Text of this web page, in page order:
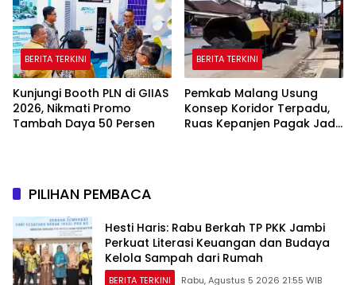
BERITA TERKINI
Kunjungi Booth PLN di GIIAS
2026, Nikmati Promo
Tambah Daya 50 Persen
BERITA TERKINI
Pemkab Malang Usung
Konsep Koridor Terpadu,
Ruas Kepanjen Pagak Jadi
PILIHAN PEMBACA
Hesti Haris: Rabu Berkah TP PKK Jambi
Perkuat Literasi Keuangan dan Budaya
Kelola Sampah dari Rumah
BERITA TERKINI Rabu, Agustus 5 2026 21:55 WIB